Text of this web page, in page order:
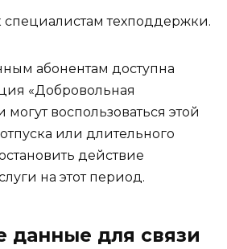
техподдержки.
абонентам доступна
«Добровольная
воспользоваться этой
или длительного
действие
на этот период.
данные для связи